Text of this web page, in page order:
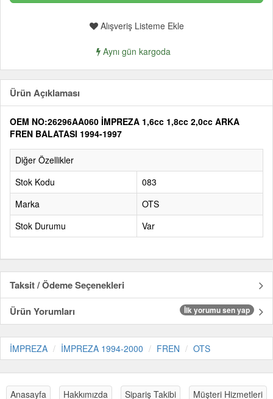
Alışveriş Listeme Ekle
Aynı gün kargoda
Ürün Açıklaması
OEM NO:26296AA060 İMPREZA 1,6cc 1,8cc 2,0cc ARKA
FREN BALATASI 1994-1997
Diğer Özellikler
Stok Kodu
083
Marka
OTS
Stok Durumu
Var
Taksit / Ödeme Seçenekleri
Ürün Yorumları
İlk yorumu sen yap
İMPREZA İMPREZA 1994-2000 FREN OTS
Anasayfa Hakkımızda Sipariş Takibi Müşteri Hizmetleri